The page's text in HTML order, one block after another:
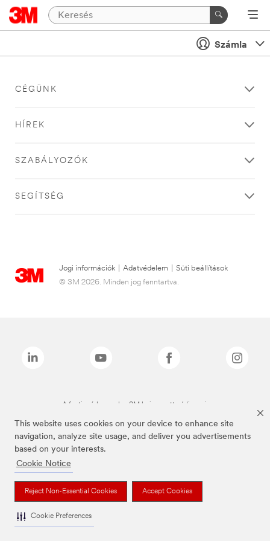
This website uses cookies on your device to enhance site
navigation, analyze site usage, and deliver you advertisements
based on your interests.
Cookie Notice
Reject Non-Essential Cookies Accept Cookies
Cookie Preferences
Számla
CÉGÜNK
HÍREK
SZABÁLYOZÓK
SEGÍTSÉG
Jogi információk Adatvédelem
Süti beállítások
© 3M 2026. Minden jog fenntartva.
A fenti márkanevek a 3M bejegyzett védjegyei.